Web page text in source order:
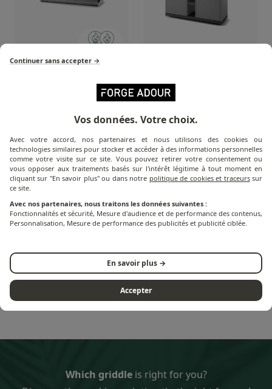
Baking tray and Grill
Combi G NG
Cover for Plancha &
Grill Combi
Cover for combi roller
tables
Which griddleis right for you?
Continuer sans accepter →
Vos données. Votre choix.
Avec votre accord, nos partenaires et nous utilisons des cookies ou
technologies similaires pour stocker et accéder à des informations personnelles
comme votre visite sur ce site. Vous pouvez retirer votre consentement ou
vous opposer aux traitements basés sur l'intérêt légitime à tout moment en
cliquant sur "En savoir plus" ou dans notre politique de cookies et traceurssur
ce site.
Avec nos partenaires, nous traitons les données suivantes :
Fonctionnalités et sécurité, Mesure d'audience et de performance des contenus,
Personnalisation, Mesure de performance des publicités et publicité ciblée.
En savoir plus →
Accepter